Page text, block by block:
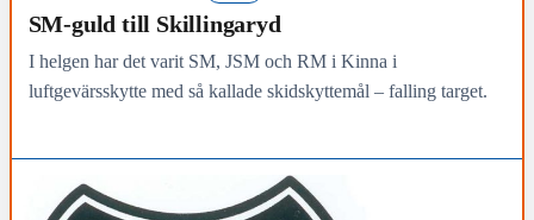
SM-guld till Skillingaryd
I helgen har det varit SM, JSM och RM i Kinna i
luftgevärsskytte med så kallade skidskyttemål – falling target.